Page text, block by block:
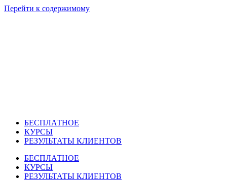
Перейти к содержимому
БЕСПЛАТНОЕ
КУРСЫ
РЕЗУЛЬТАТЫ КЛИЕНТОВ
БЕСПЛАТНОЕ
КУРСЫ
РЕЗУЛЬТАТЫ КЛИЕНТОВ